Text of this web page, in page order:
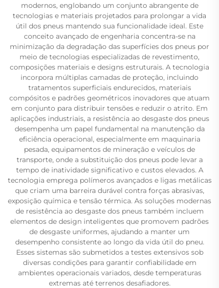
modernos, englobando um conjunto abrangente de
tecnologias e materiais projetados para prolongar a vida
útil dos pneus mantendo sua funcionalidade ideal. Este
conceito avançado de engenharia concentra-se na
minimização da degradação das superfícies dos pneus por
meio de tecnologias especializadas de revestimento,
composições materiais e designs estruturais. A tecnologia
incorpora múltiplas camadas de proteção, incluindo
tratamentos superficiais endurecidos, materiais
compósitos e padrões geométricos inovadores que atuam
em conjunto para distribuir tensões e reduzir o atrito. Em
aplicações industriais, a resistência ao desgaste dos pneus
desempenha um papel fundamental na manutenção da
eficiência operacional, especialmente em maquinaria
pesada, equipamentos de mineração e veículos de
transporte, onde a substituição dos pneus pode levar a
tempo de inatividade significativo e custos elevados. A
tecnologia emprega polímeros avançados e ligas metálicas
que criam uma barreira durável contra forças abrasivas,
exposição química e tensão térmica. As soluções modernas
de resistência ao desgaste dos pneus também incluem
elementos de design inteligentes que promovem padrões
de desgaste uniformes, ajudando a manter um
desempenho consistente ao longo da vida útil do pneu.
Esses sistemas são submetidos a testes extensivos sob
diversas condições para garantir confiabilidade em
ambientes operacionais variados, desde temperaturas
extremas até terrenos desafiadores.